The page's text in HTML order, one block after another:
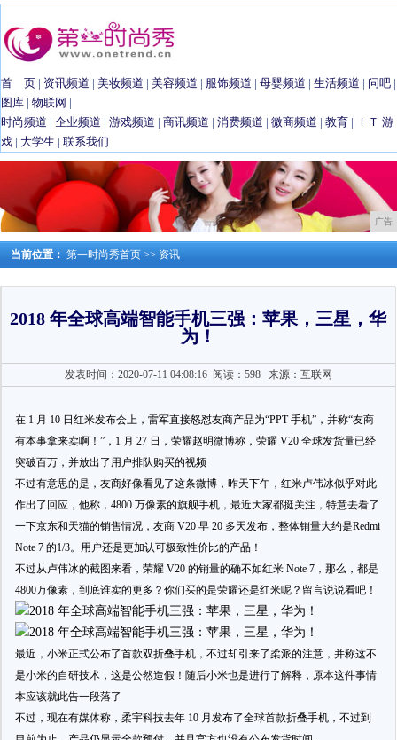
首 页 | 资讯频道 | 美妆频道 | 美容频道 | 服饰频道 | 母婴频道 | 生活频道 | 问吧 |
图库 | 物联网 |
时尚频道 | 企业频道 | 游戏频道 | 商讯频道 | 消费频道 | 微商频道 | 教育 | ＩＴ 游
戏 | 大学生 | 联系我们
广告
当前位置： 第一时尚秀首页 >> 资讯
2018 年全球高端智能手机三强：苹果，三星，华
为！
发表时间：2020-07-11 04:08:16 阅读：598来源：互联网
在 1 月 10 日红米发布会上，雷军直接怒怼友商产品为“PPT 手机”，并称“友商
有本事拿来卖啊！”，1 月 27 日，荣耀赵明微博称，荣耀 V20 全球发货量已经
突破百万，并放出了用户排队购买的视频
不过有意思的是，友商好像看见了这条微博，昨天下午，红米卢伟冰似乎对此
作出了回应，他称，4800 万像素的旗舰手机，最近大家都挺关注，特意去看了
一下京东和天猫的销售情况，友商 V20 早 20 多天发布，整体销量大约是Redmi
Note 7 的1/3。用户还是更加认可极致性价比的产品！
不过从卢伟冰的截图来看，荣耀 V20 的销量的确不如红米 Note 7，那么，都是
4800万像素，到底谁卖的更多？你们买的是荣耀还是红米呢？留言说说看吧！
最近，小米正式公布了首款双折叠手机，不过却引来了柔派的注意，并称这不
是小米的自研技术，这是公然造假！随后小米也是进行了解释，原本这件事情
本应该就此告一段落了
不过，现在有媒体称，柔宇科技去年 10 月发布了全球首款折叠手机，不过到